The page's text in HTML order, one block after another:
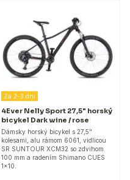
Za 2-3 dni
4Ever Nelly Sport 27,5" horský
bicykel Dark wine / rose
Dámsky horský bicykel s 27,5"
kolesami, alu rámom 6061, vidlicou
SR SUNTOUR XCM32 so zdvihom
100 mm a radením Shimano CUES
1x10.